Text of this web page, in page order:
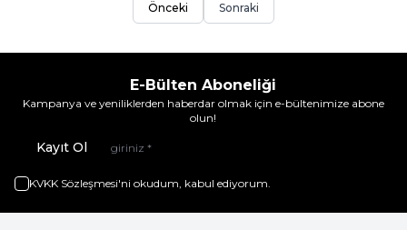
Önceki Sonraki
E-Bülten Aboneliği
Kampanya ve yeniliklerden haberdar olmak için e-bültenimize abone
olun!
Kayıt Ol
KVKK Sözleşmesi'ni okudum, kabul ediyorum.